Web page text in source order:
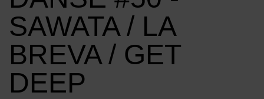
SAWATA / LA
BREVA / GET
DEEP